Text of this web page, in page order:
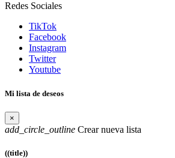
Redes Sociales
TikTok
Facebook
Instagram
Twitter
Youtube
Mi lista de deseos
×
add_circle_outline Crear nueva lista
((title))